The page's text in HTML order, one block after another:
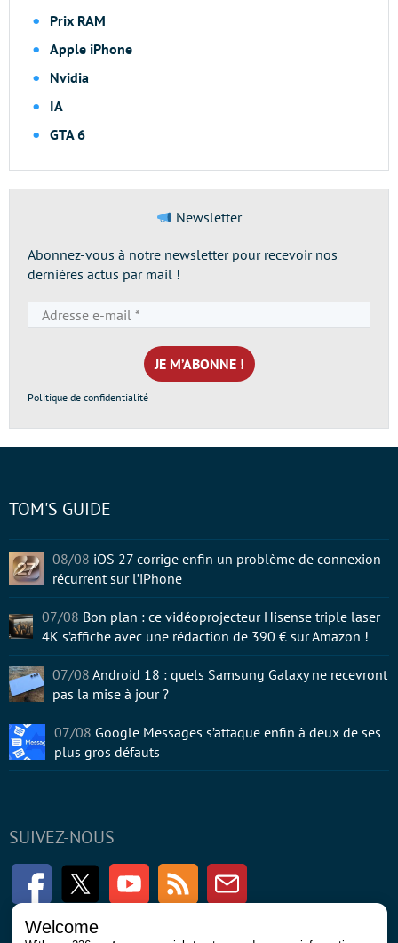
Prix RAM
Apple iPhone
Nvidia
IA
GTA 6
Newsletter
Abonnez-vous à notre newsletter pour recevoir nos
dernières actus par mail !
e-
mail
*
Politique de confidentialité
SUIVEZ-NOUS
FacebookTwitter Youtube RSS Newsletter
TOM'S GUIDE
08/08 iOS 27 corrige enfin un problème de connexion
récurrent sur l’iPhone
07/08 Bon plan : ce vidéoprojecteur Hisense triple laser
4K s’affiche avec une rédaction de 390 € sur Amazon !
07/08 Android 18 : quels Samsung Galaxy ne recevront
pas la mise à jour ?
07/08 Google Messages s’attaque enfin à deux de ses
plus gros défauts
Welcome